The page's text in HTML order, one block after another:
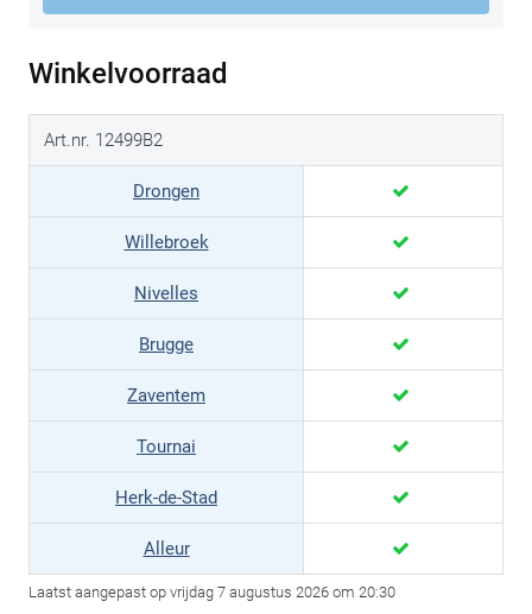
Winkelvoorraad
Art.nr. 12499B2
Drongen
Willebroek
Nivelles
Brugge
Zaventem
Tournai
Herk-de-Stad
Alleur
Laatst aangepast op vrijdag 7 augustus 2026 om 20:30